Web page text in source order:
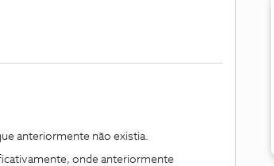
anteriormente não existia.
onde anteriormente